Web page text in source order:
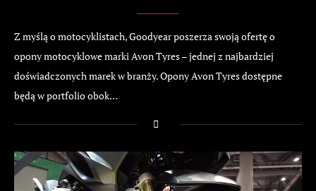
Z myślą o motocyklistach, Goodyear poszerza swoją ofertę o
opony motocyklowe marki Avon Tyres – jednej z najbardziej
doświadczonych marek w branży. Opony Avon Tyres dostępne
będą w portfolio obok…